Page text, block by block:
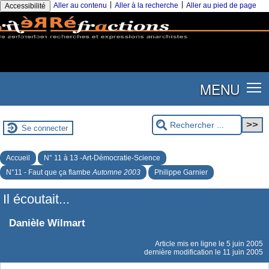
Accessibilité Aller au contenu Aller à la recherche Aller au pied de page
MENU
Se connecter
Accueil
N° 11 à 13 -Art-Démocratie-Science
N°11 - Faut que ça flambeAutomne 2003 Philippe Garnier
Il écoutait...
Danièle Wilmart
Article mis en ligne le 5 juin 2005
dernière modification le 11 juin 2005